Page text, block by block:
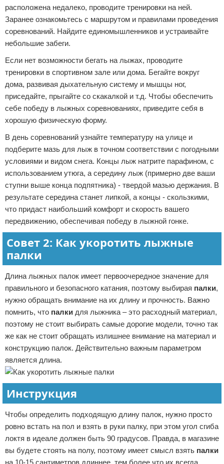
расположена недалеко, проводите тренировки на ней.
Заранее ознакомьтесь с маршрутом и правилами проведения
соревнований. Найдите единомышленников и устраивайте
небольшие забеги.
Если нет возможности бегать на лыжах, проводите
тренировки в спортивном зале или дома. Бегайте вокруг
дома, развивая дыхательную систему и мышцы ног,
приседайте, прыгайте со скакалкой и т.д. Чтобы обеспечить
себе победу в лыжных соревнованиях, приведите себя в
хорошую физическую форму.
В день соревнований узнайте температуру на улице и
подберите мазь для лыж в точном соответствии с погодными
условиями и видом снега. Концы лыж натрите парафином, с
использованием утюга, а середину лыж (примерно две ваши
ступни выше конца подпятника) - твердой мазью держания. В
результате середина станет липкой, а концы - скользкими,
что придаст наибольший комфорт и скорость вашего
передвижению, обеспечивая победу в лыжной гонке.
Совет 2: Как укоротить лыжные
палки
Длина лыжных палок имеет первоочередное значение для
правильного и безопасного катания, поэтому выбирая палки,
нужно обращать внимание на их длину и прочность. Важно
помнить, что палки для лыжника – это расходный материал,
поэтому не стоит выбирать самые дорогие модели, точно так
же как не стоит обращать излишнее внимание на материал и
конструкцию палок. Действительно важным параметром
является длина.
Инструкция
Чтобы определить подходящую длину палок, нужно просто
ровно встать на пол и взять в руки палку, при этом угол сгиба
локтя в идеале должен быть 90 градусов. Правда, в магазине
вы будете стоять на полу, поэтому имеет смысл взять палки
на 10-15 сантиметров длиннее, тем более что их всегда